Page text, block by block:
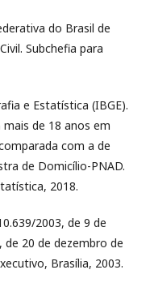
do Brasil de
Subchefia para
e Estatística (IBGE).
de 18 anos em
com a de
de Domicílio-PNAD.
2018.
2003, de 9 de
de 20 de dezembro de
Brasília, 2003.